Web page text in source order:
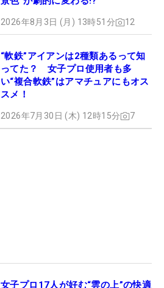
2026年8月3日 (月) 13時51分 12
“軟鉄”アイアンは2種類あるって知
ってた？ 女子プロ使用者も多
い“複合軟鉄”はアマチュアにもオス
スメ！
2026年7月30日 (木) 12時15分 7
女子プロ17人が好む“雲の上”の快適